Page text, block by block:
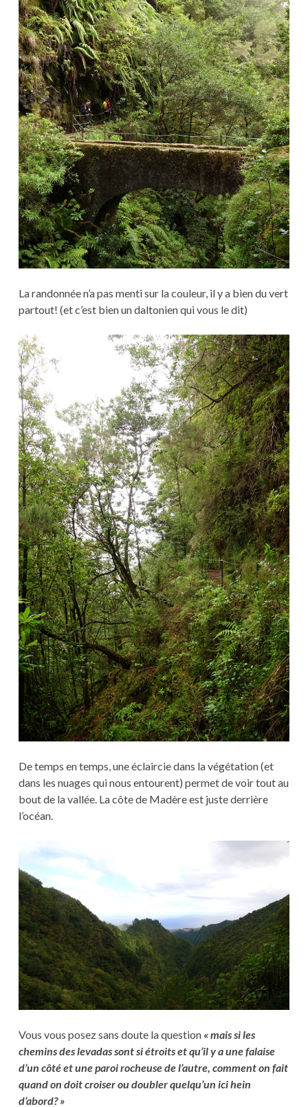
La randonnée n’a pas menti sur la couleur, il y a bien du vert
partout! (et c’est bien un daltonien qui vous le dit)
De temps en temps, une éclaircie dans la végétation (et
dans les nuages qui nous entourent) permet de voir tout au
bout de la vallée. La côte de Madère est juste derrière
l’océan.
Vous vous posez sans doute la question « mais si les
chemins des levadas sont si étroits et qu’il y a une falaise
d’un côté et une paroi rocheuse de l’autre, comment on fait
quand on doit croiser ou doubler quelqu’un ici hein
d’abord? »